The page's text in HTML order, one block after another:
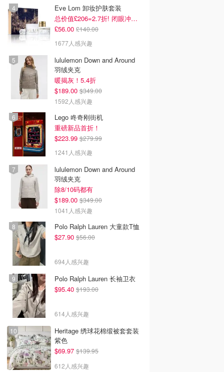
Eve Lom 卸妆护肤套装
总价值£206=2.7折! 闭眼冲这套
£56.00 £140.00
1677人感兴趣
lululemon Down and Around
羽绒夹克
暖揭灰！5.4折
$189.00 $349.00
1592人感兴趣
Lego 咚奇刚街机
重磅新品首折！
$223.99 $279.99
1241人感兴趣
lululemon Down and Around
羽绒夹克
除8/10码都有
$189.00 $349.00
1041人感兴趣
Polo Ralph Lauren 大童款T恤
$27.90 $56.00
694人感兴趣
Polo Ralph Lauren 长袖卫衣
$95.40 $193.00
614人感兴趣
Heritage 绣球花棉缎被套套装
紫色
$69.97 $139.95
612人感兴趣